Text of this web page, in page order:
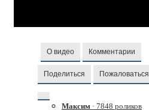
О видео Комментарии
Поделиться Пожаловаться
Максим · 7848 роликов